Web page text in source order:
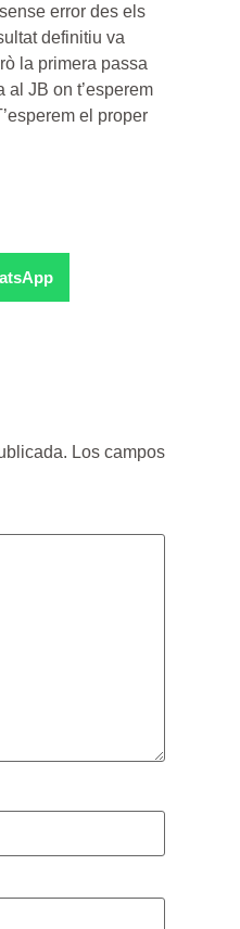
error des els
definitiu va
la primera passa
al JB on t’esperem
el proper
Los campos